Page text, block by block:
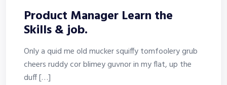
Product Manager Learn the
Skills & job.
Only a quid me old mucker squiffy tomfoolery grub
cheers ruddy cor blimey guvnor in my flat, up the
duff […]